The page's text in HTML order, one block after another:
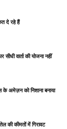
दे रहे हैं
वार्ता की योजना नहीं
अमेज़न को निशाना बनाया
की कीमतों में गिरावट